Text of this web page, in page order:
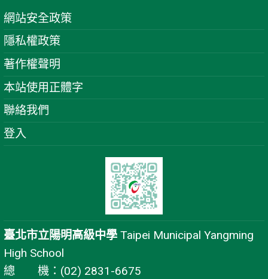
網站安全政策
隱私權政策
著作權聲明
本站使用正體字
聯絡我們
登入
臺北市立陽明高級中學 Taipei Municipal Yangming
High School
總 機：(02) 2831-6675